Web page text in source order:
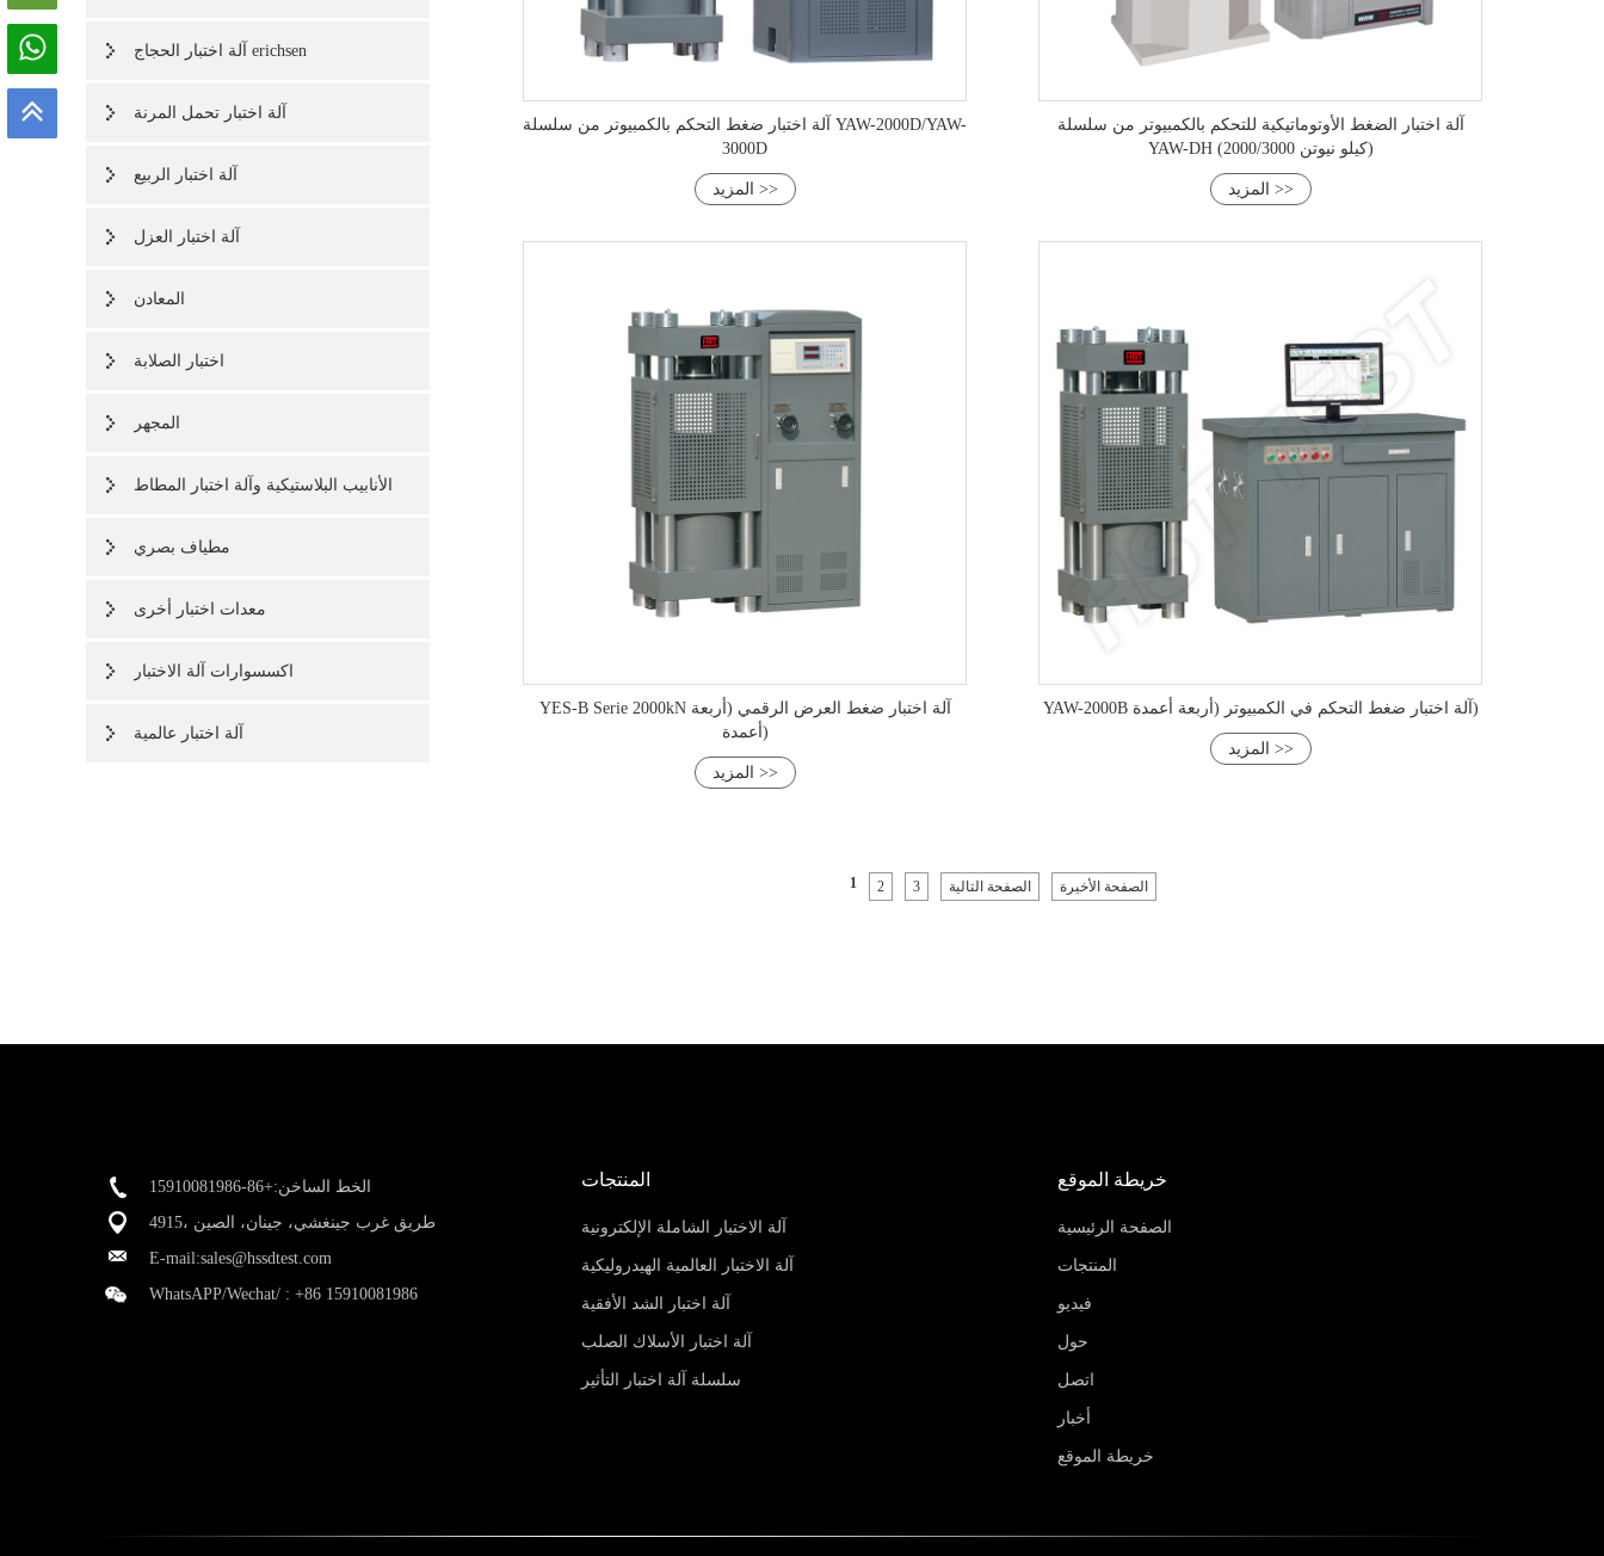
آلة اختبار الحجاج erichsen
آلة اختبار تحمل المرنة
آلة اختبار الربيع
آلة اختبار العزل
المعادن
اختبار الصلابة
المجهر
الأنابيب البلاستيكية وآلة اختبار المطاط
مطياف بصري
معدات اختبار أخرى
اكسسوارات آلة الاختبار
آلة اختبار عالمية
آلة اختبار ضغط التحكم بالكمبيوتر من سلسلة YAW-2000D/YAW-
3000D
المزيد >>
آلة اختبار الضغط الأوتوماتيكية للتحكم بالكمبيوتر من سلسلة
YAW-DH (2000/3000 كيلو نيوتن)
المزيد >>
YES-B Serie 2000kN آلة اختبار ضغط العرض الرقمي (أربعة
أعمدة)
المزيد >>
YAW-2000B آلة اختبار ضغط التحكم في الكمبيوتر (أربعة أعمدة)
المزيد >>
1 2 3 الصفحة التالية الصفحة الأخيرة
الخط الساخن:+86-15910081986
4915، طريق غرب جينغشي، جينان، الصين
E-mail:sales@hssdtest.com
WhatsAPP/Wechat/ : +86 15910081986
المنتجات
آلة الاختبار الشاملة الإلكترونية
آلة الاختبار العالمية الهيدروليكية
آلة اختبار الشد الأفقية
آلة اختبار الأسلاك الصلب
سلسلة آلة اختبار التأثير
خريطة الموقع
الصفحة الرئيسية
المنتجات
فيديو
حول
اتصل
أخبار
خريطة الموقع